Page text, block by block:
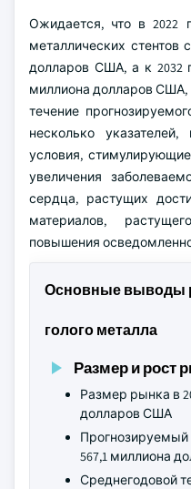
Ожидается, что в 2022
металлических стентов
долларов США, а к 2032
миллиона долларов США,
течение
несколько
условия,
увеличения
сердца, растущих
материалов,
повышения
Основные выводы
голого металла
Размер и рост
Размер рынка в
долларов США
Прогнозируемый
567,1 миллиона
Среднегодовой